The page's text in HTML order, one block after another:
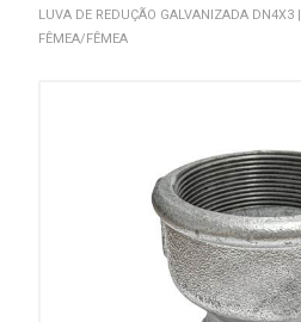
LUVA DE REDUÇÃO GALVANIZADA DN4X3 |
FÊMEA/FÊMEA